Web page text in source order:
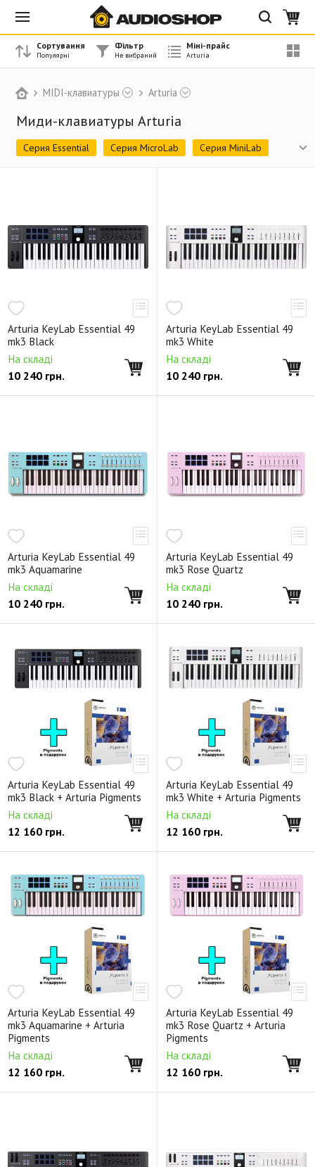
MIDI-клавиатуры Arturia
Миди-клавиатуры Arturia
Серия Essential Серия MicroLab
Серия MiniLab
Arturia KeyLab Essential 49
mk3 Black
На складі
10 240 грн.
Arturia KeyLab Essential 49
mk3 White
На складі
10 240 грн.
Arturia KeyLab Essential 49
mk3 Aquamarine
На складі
10 240 грн.
Arturia KeyLab Essential 49
mk3 Rose Quartz
На складі
10 240 грн.
Arturia KeyLab Essential 49
mk3 Black + Arturia Pigments
На складі
12 160 грн.
Arturia KeyLab Essential 49
mk3 White + Arturia Pigments
На складі
12 160 грн.
Arturia KeyLab Essential 49
mk3 Aquamarine + Arturia
Pigments
На складі
12 160 грн.
Arturia KeyLab Essential 49
mk3 Rose Quartz + Arturia
Pigments
На складі
12 160 грн.
Сортування Фільтр Міні-прайс